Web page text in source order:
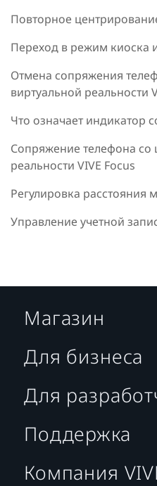
Повторное
Переход в режим киоска
Отмена сопряжения
виртуальной реальности
Что означает индикатор
Сопряжение телефона
реальности VIVE Focus
Регулировка
Управление учетной
Магазин
Для бизнеса
Для
Поддержка
Компания